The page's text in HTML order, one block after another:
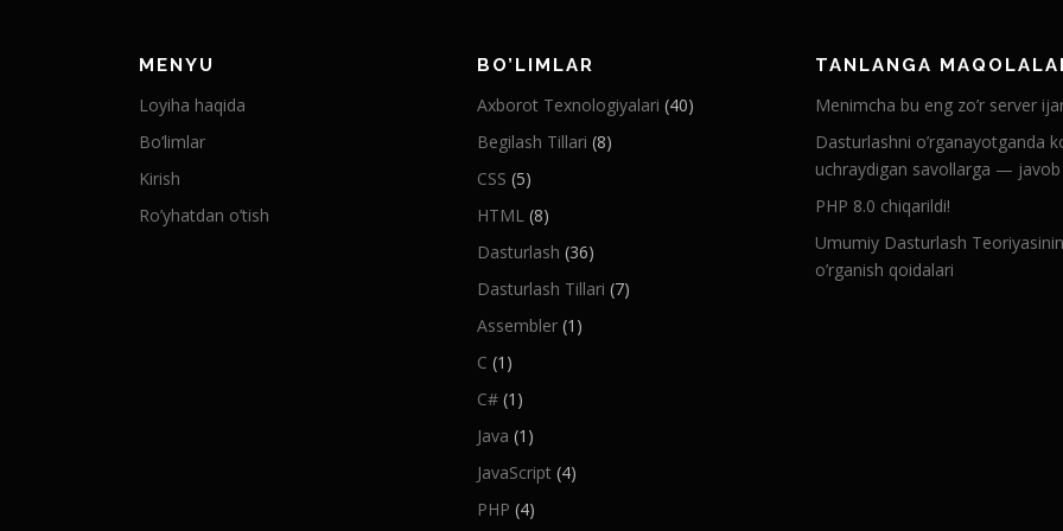
MENYU
Loyiha haqida
Bo’limlar
Kirish
Ro’yhatdan o’tish
BO’LIMLAR
Axborot Texnologiyalari (40)
Begilash Tillari (8)
CSS (5)
HTML (8)
Dasturlash (36)
Dasturlash Tillari (7)
Assembler (1)
C (1)
C# (1)
Java (1)
JavaScript (4)
PHP (4)
TANLANGA
Menimcha bu eng zo’r server
Dasturlashni o’rganayotganda
uchraydigan savollarga — javob
PHP 8.0 chiqarildi!
Umumiy Dasturlash
o’rganish qoidalari